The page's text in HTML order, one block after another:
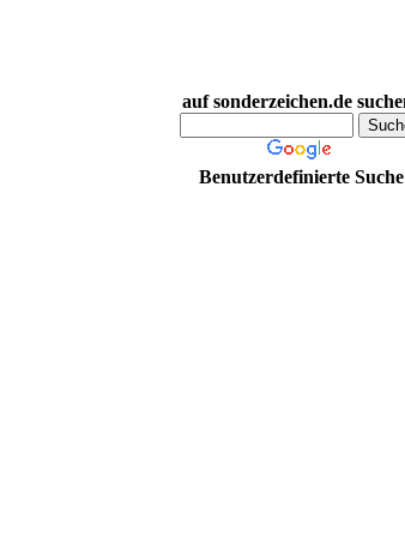
auf sonderzeichen.de
Benutzerdefinierte Suche